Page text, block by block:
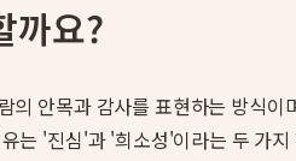
까요?
안목과 감사를 표현하는 방식
는 '진심'과 '희소성'이라는 두 가